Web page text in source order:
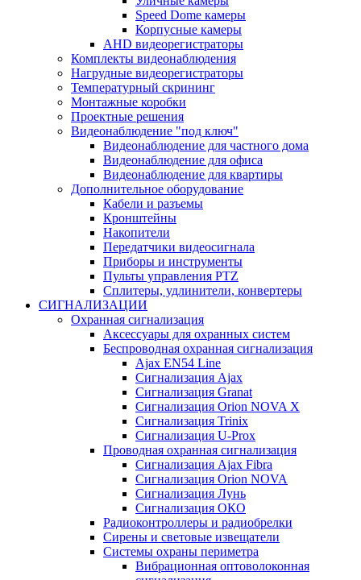
Speed Dome камеры
Корпусные камеры
AHD видеорегистраторы
Комплекты видеонаблюдения
Нагрудные видеорегистраторы
Температурный скрининг
Монтажные коробки
Проектные решения
Видеонаблюдение "под ключ"
Видеонаблюдение для частного дома
Видеонаблюдение для офиса
Видеонаблюдение для квартиры
Дополнительное оборудование
Кабели и разъемы
Кронштейны
Накопители
Передатчики видеосигнала
Приборы и инструменты
Пульты управления PTZ
Сплитеры, удлинители, конвертеры
СИГНАЛИЗАЦИИ
Охранная сигнализация
Аксессуары для охранных систем
Беспроводная охранная сигнализация
Ajax EN54 Line
Сигнализация Ajax
Сигнализация Granat
Сигнализация Orion NOVA X
Сигнализация Trinix
Сигнализация U-Prox
Проводная охранная сигнализация
Сигнализация Ajax Fibra
Сигнализация Orion NOVA
Сигнализация Лунь
Сигнализация ОКО
Радиоконтроллеры и радиобрелки
Сирены и световые извещатели
Системы охраны периметра
Вибрационная оптоволоконная